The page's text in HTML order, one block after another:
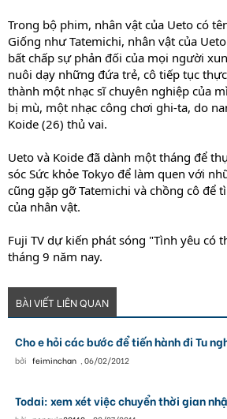
Trong bộ phim, nhân vật của Ueto có
Giống như Tatemichi, nhân vật của
bất chấp sự phản đối của mọi người
nuôi dạy những đứa trẻ, cô tiếp tục
thành một nhạc sĩ chuyên nghiệp của
bị mù, một nhạc công chơi ghi-ta, do
Koide (26) thủ vai.
Ueto và Koide đã dành một tháng để
sóc Sức khỏe Tokyo để làm quen với
cũng gặp gỡ Tatemichi và chồng cô để
của nhân vật.
Fuji TV dự kiến phát sóng "Tình yêu có
tháng 9 năm nay.
BÀI VIẾT LIÊN QUAN
Cho e hỏi các bước để tiến hành đi Tu
bởi feiminchan , 06/02/2012
Todai: xem xét việc chuyển thời gian